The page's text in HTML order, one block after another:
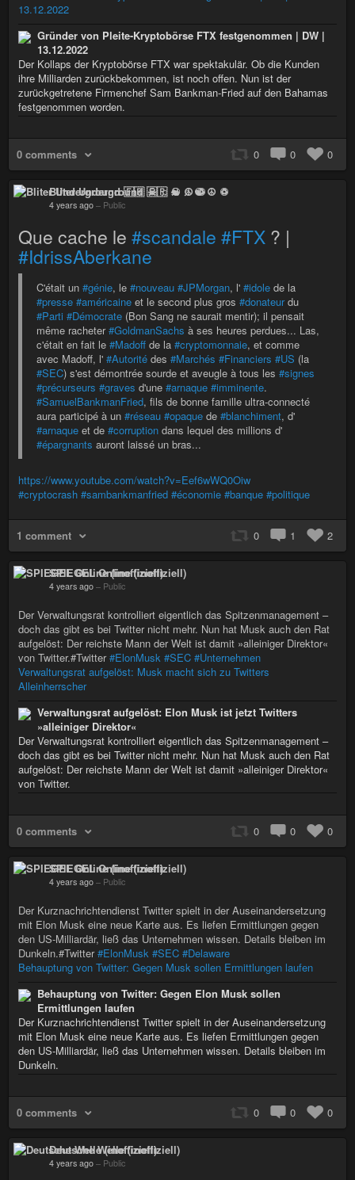
13.12.2022
Gründer von Pleite-Kryptobörse FTX festgenommen | DW |
13.12.2022
Der Kollaps der Kryptobörse FTX war spektakulär. Ob die Kunden
ihre Milliarden zurückbekommen, ist noch offen. Nun ist der
zurückgetretene Firmenchef Sam Bankman-Fried auf den Bahamas
festgenommen worden.
0 comments 0 0 0
Bliter Underground 🇫🇷 ☠ ♫ ☯ ☮ ♽
4 years ago – Public
Que cache le #scandale #FTX ? |
#IdrissAberkane
C'était un #génie, le #nouveau #JPMorgan, l' #idole de la
#presse #américaine et le second plus gros #donateurdu
#Parti #Démocrate (Bon Sang ne saurait mentir); il pensait
même racheter#GoldmanSachs à ses heures perdues... Las,
c'était en fait le #Madoff de la #cryptomonnaie, et comme
avec Madoff, l' #Autorité des #Marchés #Financiers #US (la
#SEC) s'est démontrée sourde et aveugle à tous les #signes
#précurseurs #graves d'une #arnaque #imminente.
#SamuelBankmanFried, fils de bonne famille ultra-connecté
aura participé à un #réseau #opaque de #blanchiment, d'
#arnaque et de #corruption dans lequel des millions d'
#épargnants auront laissé un bras...
https://www.youtube.com/watch?v=Eef6wWQ0Oiw
#cryptocrash #sambankmanfried #économie #banque #politique
1 comment 0 1 2
SPIEGEL Online (inoffiziell)
4 years ago – Public
Der Verwaltungsrat kontrolliert eigentlich das Spitzenmanagement –
doch das gibt es bei Twitter nicht mehr. Nun hat Musk auch den Rat
aufgelöst: Der reichste Mann der Welt ist damit »alleiniger Direktor«
von Twitter.#Twitter#ElonMusk #SEC #Unternehmen
Verwaltungsrat aufgelöst: Musk macht sich zu Twitters
Alleinherrscher
Verwaltungsrat aufgelöst: Elon Musk ist jetzt Twitters
»alleiniger Direktor«
Der Verwaltungsrat kontrolliert eigentlich das Spitzenmanagement –
doch das gibt es bei Twitter nicht mehr. Nun hat Musk auch den Rat
aufgelöst: Der reichste Mann der Welt ist damit »alleiniger Direktor«
von Twitter.
0 comments 0 0 0
SPIEGEL Online (inoffiziell)
4 years ago – Public
Der Kurznachrichtendienst Twitter spielt in der Auseinandersetzung
mit Elon Musk eine neue Karte aus. Es liefen Ermittlungen gegen
den US-Milliardär, ließ das Unternehmen wissen. Details bleiben im
Dunkeln.#Twitter#ElonMusk #SEC #Delaware
Behauptung von Twitter: Gegen Musk sollen Ermittlungen laufen
Behauptung von Twitter: Gegen Elon Musk sollen
Ermittlungen laufen
Der Kurznachrichtendienst Twitter spielt in der Auseinandersetzung
mit Elon Musk eine neue Karte aus. Es liefen Ermittlungen gegen
den US-Milliardär, ließ das Unternehmen wissen. Details bleiben im
Dunkeln.
0 comments 0 0 0
Deutsche Welle (inoffiziell)
4 years ago – Public